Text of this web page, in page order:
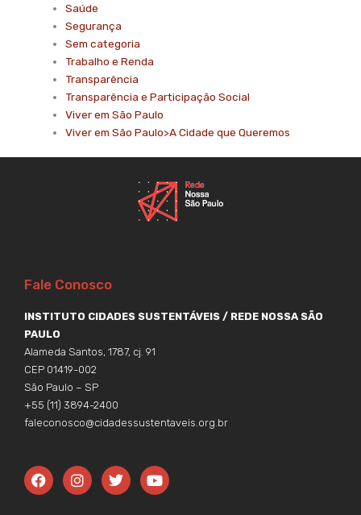
Saúde
Segurança
Sem categoria
Trabalho e Renda
Transparência
Transparência e Participação Social
Viver em São Paulo
Viver em São Paulo>A Cidade que Queremos
Fale Conosco
INSTITUTO CIDADES SUSTENTÁVEIS / REDE NOSSA SÃO
PAULO
Alameda Santos, 1787, cj. 91
CEP 01419-002
São Paulo – SP
+55 (11) 3894-2400
faleconosco@cidadessustentaveis.org.br
F
a
I
n
T
w
Y
o